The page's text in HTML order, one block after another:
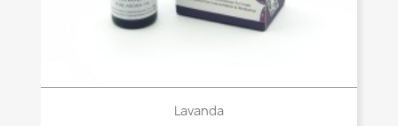
Vista rápida
Lavanda